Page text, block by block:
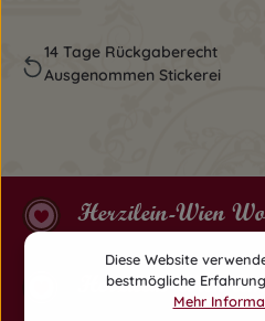
14 Tage Rückgaberecht
Ausgenommen Stickerei
Herzilein-Wien
Herzilein-Wien
Diese Website
bestmögliche
Mehr